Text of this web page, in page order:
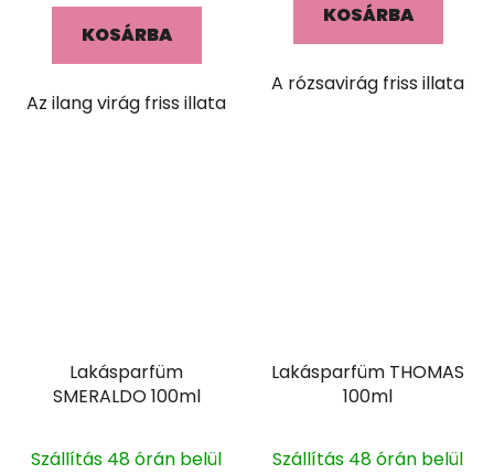
KOSÁRBA
Az ilang virág friss illata
KOSÁRBA
A rózsavirág friss illata
Lakásparfüm
SMERALDO 100ml
Szállítás 48 órán belül
Lakásparfüm THOMAS
100ml
Szállítás 48 órán belül